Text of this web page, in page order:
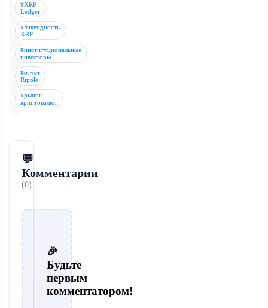
#XRP
Ledger
#ликвидность
XRP
#институциональные
инвесторы
#отчет
Ripple
#рынок
криптовалют
💬
Комментарии
(0)
🎉
Будьте
первым
комментатором!